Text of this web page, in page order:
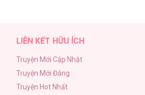
LIÊN KẾT HỮU ÍCH
Truyện Mới Cập Nhật
Truyện Mới Đăng
Truyện Hot Nhất